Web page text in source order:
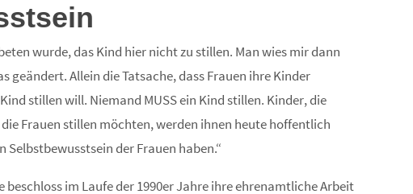
wurde, das Kind hier nicht zu stillen. Man wies mir dann
geändert. Allein die Tatsache, dass Frauen ihre Kinder
stillen will. Niemand MUSS ein Kind stillen. Kinder, die
Frauen stillen möchten, werden ihnen heute hoffentlich
der Frauen haben.“
im Laufe der 1990er Jahre ihre ehrenamtliche Arbeit